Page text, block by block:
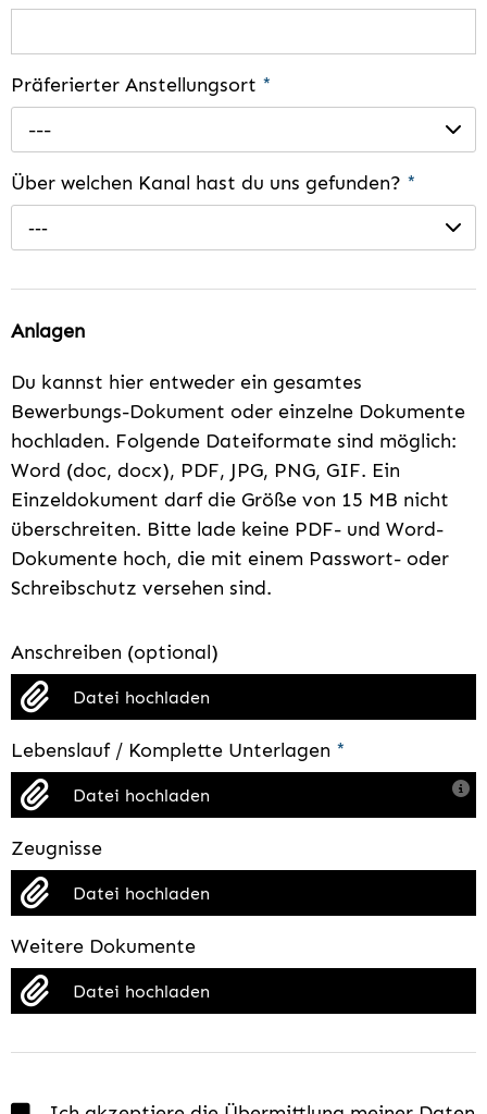
Präferierter Anstellungsort *
---
Über welchen Kanal hast du uns gefunden? *
---
Anlagen
Du kannst hier entweder ein gesamtes
Bewerbungs-Dokument oder einzelne Dokumente
hochladen. Folgende Dateiformate sind möglich:
Word (doc, docx), PDF, JPG, PNG, GIF. Ein
Einzeldokument darf die Größe von 15 MB nicht
überschreiten. Bitte lade keine PDF- und Word-
Dokumente hoch, die mit einem Passwort- oder
Schreibschutz versehen sind.
Anschreiben (optional)
Datei hochladen
Lebenslauf / Komplette Unterlagen *
Datei hochladen
Zeugnisse
Datei hochladen
Weitere Dokumente
Datei hochladen